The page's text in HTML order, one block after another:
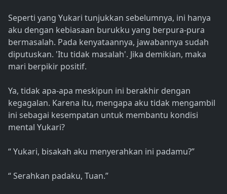
Seperti yang Yukari tunjukkan sebelumnya, ini hanya
aku dengan kebiasaan burukku yang berpura-pura
bermasalah. Pada kenyataannya, jawabannya sudah
diputuskan. 'Itu tidak masalah'. Jika demikian, maka
mari berpikir positif.
Ya, tidak apa-apa meskipun ini berakhir dengan
kegagalan. Karena itu, mengapa aku tidak mengambil
ini sebagai kesempatan untuk membantu kondisi
mental Yukari?
“ Yukari, bisakah aku menyerahkan ini padamu?”
“ Serahkan padaku, Tuan.”